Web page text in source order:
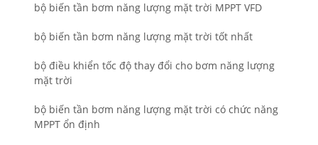
bộ biến tần bơm năng lượng mặt trời MPPT VFD
bộ biến tần bơm năng lượng mặt trời tốt nhất
bộ điều khiển tốc độ thay đổi cho bơm năng lượng
mặt trời
bộ biến tần bơm năng lượng mặt trời có chức năng
MPPT ổn định